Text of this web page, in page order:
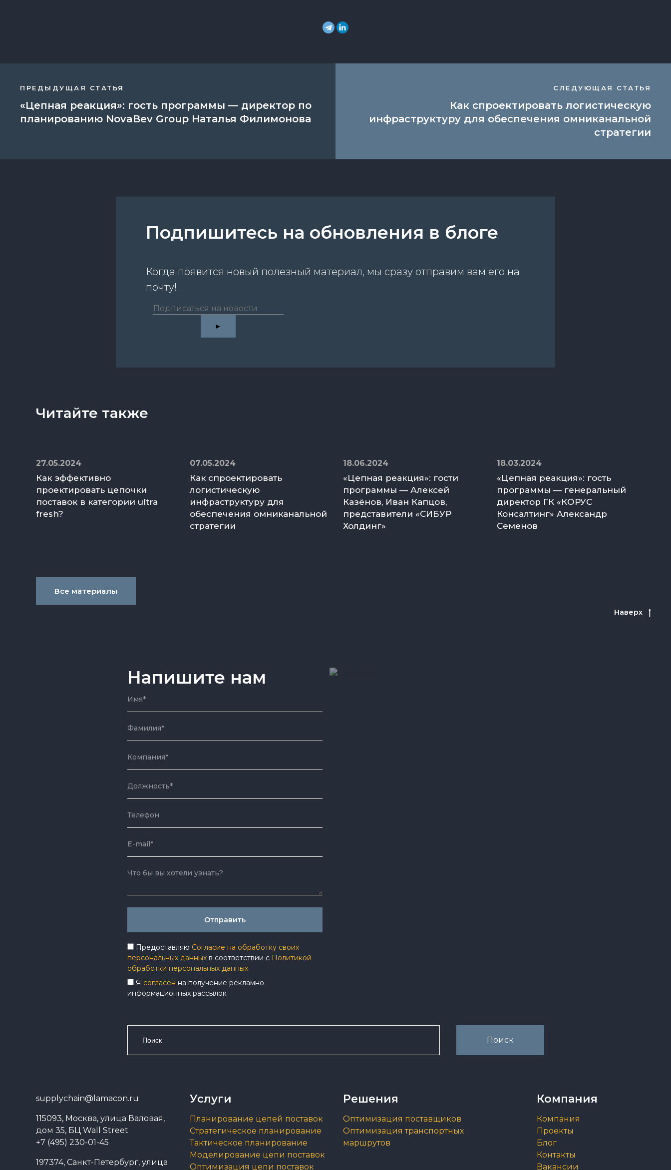
ПРЕДЫДУЩАЯ СТАТЬЯ
«Цепная реакция»: гость программы — директор по
планированию NovaBev Group Наталья Филимонова
СЛЕДУЮЩАЯ СТАТЬЯ
Как спроектировать логистическую
инфраструктуру для обеспечения омниканальной
стратегии
Подпишитесь на обновления в блоге
Когда появится новый полезный материал, мы сразу отправим вам его на
почту!
Читайте также
27.05.2024
Как эффективно
проектировать цепочки
поставок в категории ultra
fresh?
07.05.2024
Как спроектировать
логистическую
инфраструктуру для
обеспечения омниканальной
стратегии
18.06.2024
«Цепная реакция»: гости
программы — Алексей
Казёнов, Иван Капцов,
представители «СИБУР
Холдинг»
18.03.2024
«Цепная реакция»: гость
программы — генеральный
директор ГК «КОРУС
Консалтинг» Александр
Семенов
Все материалы
Наверх
Напишите нам
Имя*
Фамилия*
Компания*
Должность*
Телефон
E-mail*
Что бы вы хотели узнать?
Предоставляю Согласие на обработку своих
персональных данныхв соответствии с Политикой
обработки персональных данных
Я согласен на получение рекламно-
информационных рассылок
Search
supplychain@lamacon.ru
115093, Москва, улица Валовая,
дом 35, БЦ Wall Street
+7 (495) 230-01-45
197374, Санкт-Петербург, улица
Услуги
Планирование цепей поставок
Стратегическое планирование
Тактическое планирование
Моделирование цепи поставок
Оптимизация цепи поставок
Решения
Оптимизация поставщиков
Оптимизация транспортных
маршрутов
Компания
Компания
Проекты
Блог
Контакты
Вакансии